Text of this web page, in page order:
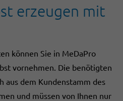
erzeugen mit
können Sie in MeDaPro
vornehmen. Die benötigten
aus dem Kundenstamm des
und müssen von Ihnen nur